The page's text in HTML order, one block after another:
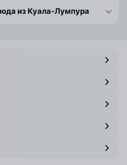
из Куала-Лумпура